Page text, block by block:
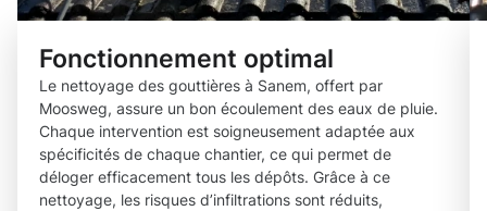
Fonctionnement optimal
Le nettoyage des gouttières à Sanem, offert par
Moosweg, assure un bon écoulement des eaux de pluie.
Chaque intervention est soigneusement adaptée aux
spécificités de chaque chantier, ce qui permet de
déloger efficacement tous les dépôts. Grâce à ce
nettoyage, les risques d’infiltrations sont réduits,